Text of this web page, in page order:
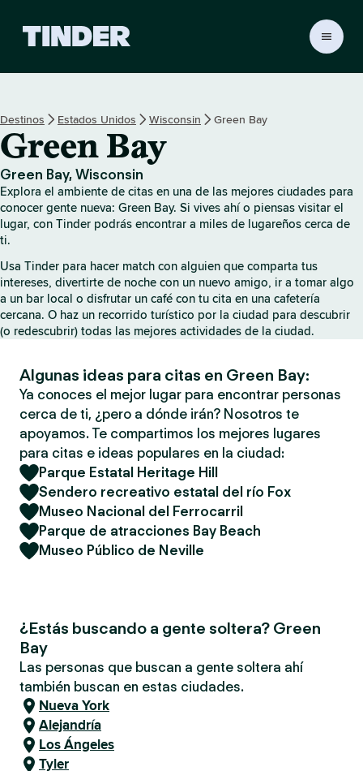
o
d
e
T
i
n
d
Destinos Estados Unidos Wisconsin Green Bay
Green Bay
Green Bay, Wisconsin
Explora el ambiente de citas en una de las mejores ciudades para
conocer gente nueva: Green Bay. Si vives ahí o piensas visitar el
lugar, con Tinder podrás encontrar a miles de lugareños cerca de
ti.
Usa Tinder para hacer match con alguien que comparta tus
intereses, divertirte de noche con un nuevo amigo, ir a tomar algo
a un bar local o disfrutar un café con tu cita en una cafetería
cercana. O haz un recorrido turístico por la ciudad para descubrir
(o redescubrir) todas las mejores actividades de la ciudad.
Algunas ideas para citas en Green Bay:
Ya conoces el mejor lugar para encontrar personas
cerca de ti, ¿pero a dónde irán? Nosotros te
apoyamos. Te compartimos los mejores lugares
para citas e ideas populares en la ciudad:
Parque Estatal Heritage Hill
Sendero recreativo estatal del río Fox
Museo Nacional del Ferrocarril
Parque de atracciones Bay Beach
Museo Público de Neville
¿Estás buscando a gente soltera? Green
Bay
Las personas que buscan a gente soltera ahí
también buscan en estas ciudades.
Nueva York
Alejandría
Los Ángeles
Tyler